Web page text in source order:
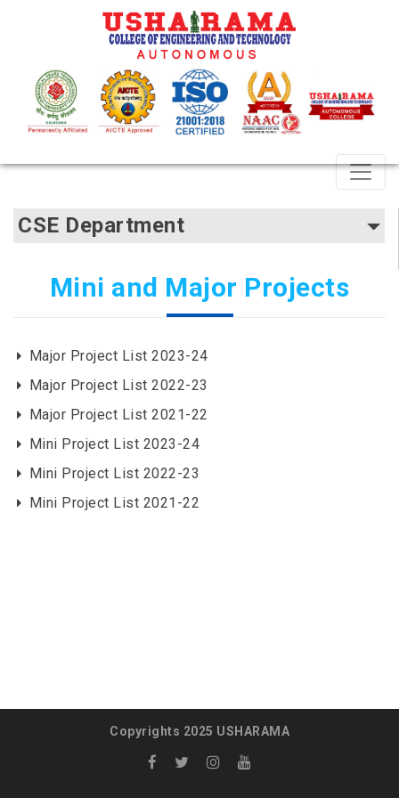
CSE Department
Mini and Major Projects
Major Project List 2023-24
Major Project List 2022-23
Major Project List 2021-22
Mini Project List 2023-24
Mini Project List 2022-23
Mini Project List 2021-22
Copyrights 2025 USHARAMA